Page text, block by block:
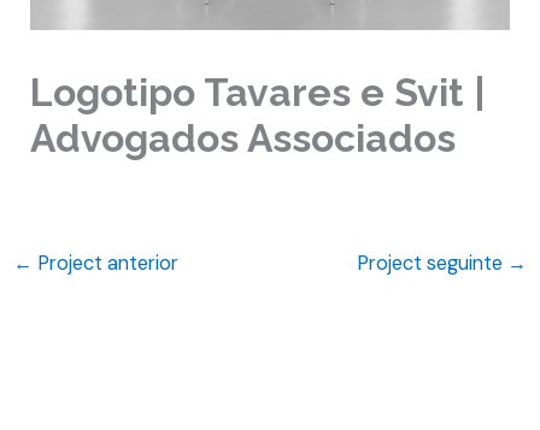
Logotipo Tavares e Svit |
Advogados Associados
← Project anterior Project seguinte →